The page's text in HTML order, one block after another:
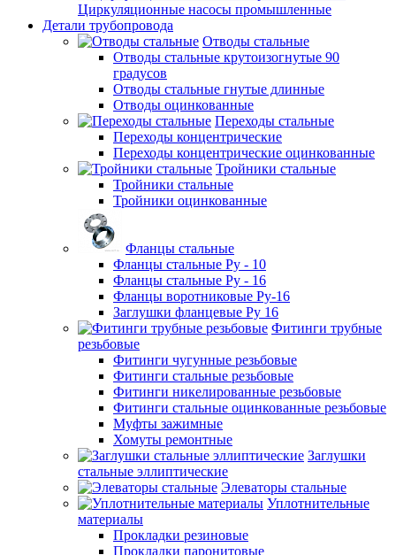
Циркуляционные насосы промышленные
Детали трубопровода
Отводы стальные
Отводы стальные крутоизогнутые 90
градусов
Отводы стальные гнутые длинные
Отводы оцинкованные
Переходы стальные
Переходы концентрические
Переходы концентрические оцинкованные
Тройники стальные
Тройники стальные
Тройники оцинкованные
Фланцы стальные
Фланцы стальные Ру - 10
Фланцы стальные Ру - 16
Фланцы воротниковые Ру-16
Заглушки фланцевые Ру 16
Фитинги трубные
резьбовые
Фитинги чугунные резьбовые
Фитинги стальные резьбовые
Фитинги никелированные резьбовые
Фитинги стальные оцинкованные резьбовые
Муфты зажимные
Хомуты ремонтные
Заглушки
стальные эллиптические
Элеваторы стальные
Уплотнительные
материалы
Прокладки резиновые
Прокладки паронитовые